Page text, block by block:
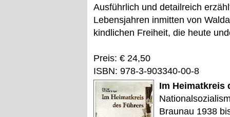
Ausführlich und detailreich
Lebensjahren inmitten von
kindlichen Freiheit, die heute
Preis: € 24,50
ISBN: 978-3-903340-00-8
Im Heimatkreis
Braunau 1938